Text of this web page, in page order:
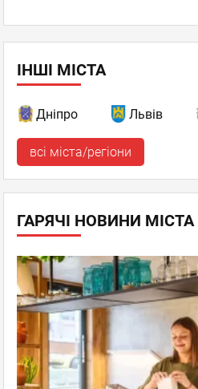
ІНШІ МІСТА
Дніпро Львів
всі міста/регіони
ГАРЯЧІ НОВИНИ МІСТА